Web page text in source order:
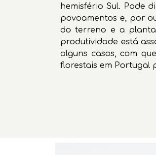
hemisfério Sul. Pode
povoamentos e, por
do terreno e a
produtividade está
alguns casos, com
florestais em Portugal